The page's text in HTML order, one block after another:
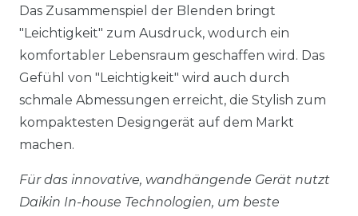
Das Zusammenspiel der Blenden bringt
"Leichtigkeit" zum Ausdruck, wodurch ein
komfortabler Lebensraum geschaffen wird. Das
Gefühl von "Leichtigkeit" wird auch durch
schmale Abmessungen erreicht, die Stylish zum
kompaktesten Designgerät auf dem Markt
machen.
Für das innovative, wandhängende Gerät nutzt
Daikin In-house Technologien, um beste